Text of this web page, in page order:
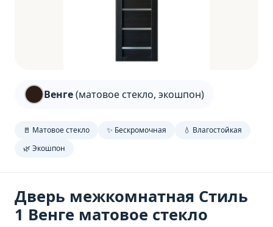
Венге(матовое стекло, экошпон)
🚪 Матовое стекло ✨ Бескромочная
💧 Влагостойкая
🌿 Экошпон
Дверь межкомнатная Стиль
1 Венге матовое стекло